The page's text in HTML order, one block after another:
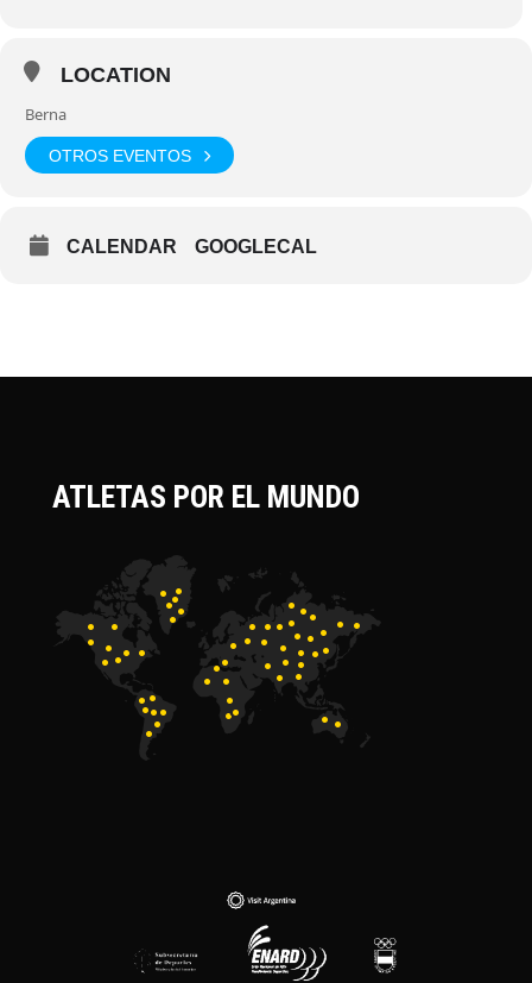
LOCATION
Berna
OTROS EVENTOS
CALENDAR GOOGLECAL
ATLETAS POR EL MUNDO